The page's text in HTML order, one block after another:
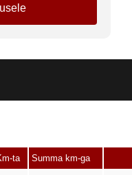
ta Summa km-ga